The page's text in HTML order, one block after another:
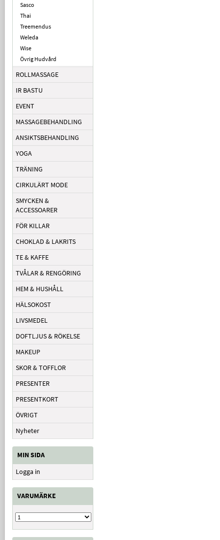
Sasco
Thai
Treemendus
Weleda
Wise
Övrig Hudvård
ROLLMASSAGE
IR BASTU
EVENT
MASSAGEBEHANDLING
ANSIKTSBEHANDLING
YOGA
TRÄNING
CIRKULÄRT MODE
SMYCKEN &
ACCESSOARER
FÖR KILLAR
CHOKLAD & LAKRITS
TE & KAFFE
TVÅLAR & RENGÖRING
HEM & HUSHÅLL
HÄLSOKOST
LIVSMEDEL
DOFTLJUS & RÖKELSE
MAKEUP
SKOR & TOFFLOR
PRESENTER
PRESENTKORT
ÖVRIGT
Nyheter
MIN SIDA
Logga in
VARUMÄRKE